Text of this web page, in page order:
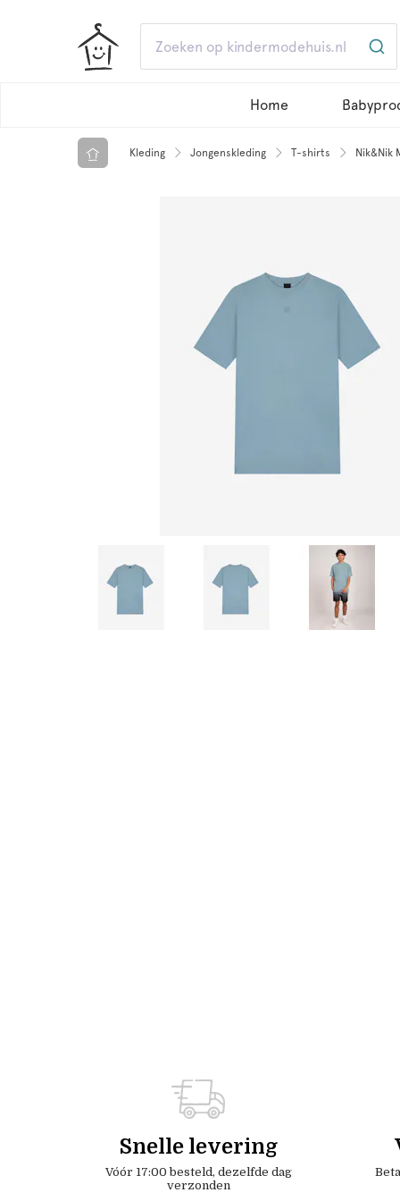
Home
Kleding Jongenskleding T-shirts Nik&Nik
Snelle levering
Vóór 17:00 besteld, dezelfde dag
verzonden